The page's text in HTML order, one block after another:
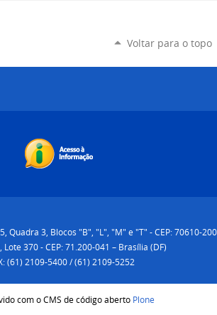
Voltar para o topo
Quadra 3, Blocos "B", "L", "M" e "T" - CEP: 70610-200
Lote 370 - CEP: 71.200-041 – Brasília (DF)
(61) 2109-5400 / (61) 2109-5252
com o CMS de código aberto Plone